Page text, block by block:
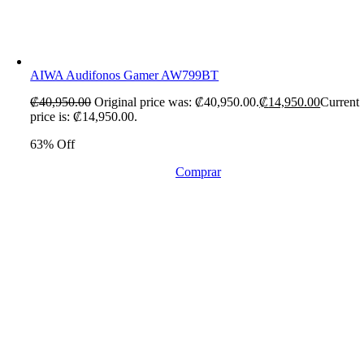
AIWA Audifonos Gamer AW799BT
₡40,950.00 Original price was: ₡40,950.00.₡14,950.00Current
price is: ₡14,950.00.
63% Off
Comprar